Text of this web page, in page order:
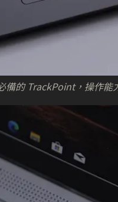
的 TrackPoint，操作能